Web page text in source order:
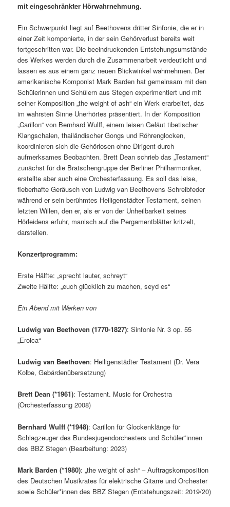
mit eingeschränkter Hörwahrnehmung.
Ein Schwerpunkt liegt auf Beethovens dritter Sinfonie, die er in
einer Zeit komponierte, in der sein Gehörverlust bereits weit
fortgeschritten war. Die beeindruckenden Entstehungsumstände
des Werkes werden durch die Zusammenarbeit verdeutlicht und
lassen es aus einem ganz neuen Blickwinkel wahrnehmen. Der
amerikanische Komponist Mark Barden hat gemeinsam mit den
Schülerinnen und Schülern aus Stegen experimentiert und mit
seiner Komposition „the weight of ash“ ein Werk erarbeitet, das
im wahrsten Sinne Unerhörtes präsentiert. In der Komposition
„Carillon“ von Bernhard Wulff, einem leisen Geläut tibetischer
Klangschalen, thailändischer Gongs und Röhrenglocken,
koordinieren sich die Gehörlosen ohne Dirigent durch
aufmerksames Beobachten. Brett Dean schrieb das „Testament“
zunächst für die Bratschengruppe der Berliner Philharmoniker,
erstellte aber auch eine Orchesterfassung. Es soll das leise,
fieberhafte Geräusch von Ludwig van Beethovens Schreibfeder
während er sein berühmtes Heiligenstädter Testament, seinen
letzten Willen, den er, als er von der Unheilbarkeit seines
Hörleidens erfuhr, manisch auf die Pergamentblätter kritzelt,
darstellen.
Konzertprogramm:
Erste Hälfte: „sprecht lauter, schreyt“
Zweite Hälfte: „euch glücklich zu machen, seyd es“
Ein Abend mit Werken von
Ludwig van Beethoven (1770-1827): Sinfonie Nr. 3 op. 55
„Eroica“
Ludwig van Beethoven: Heiligenstädter Testament (Dr. Vera
Kolbe, Gebärdenübersetzung)
Brett Dean (*1961): Testament. Music for Orchestra
(Orchesterfassung 2008)
Bernhard Wulff (*1948): Carillon für Glockenklänge für
Schlagzeuger des Bundesjugendorchesters und Schüler*innen
des BBZ Stegen (Bearbeitung: 2023)
Mark Barden (*1980): „the weight of ash“ – Auftragskomposition
des Deutschen Musikrates für elektrische Gitarre und Orchester
sowie Schüler*innen des BBZ Stegen (Entstehungszeit: 2019/20)